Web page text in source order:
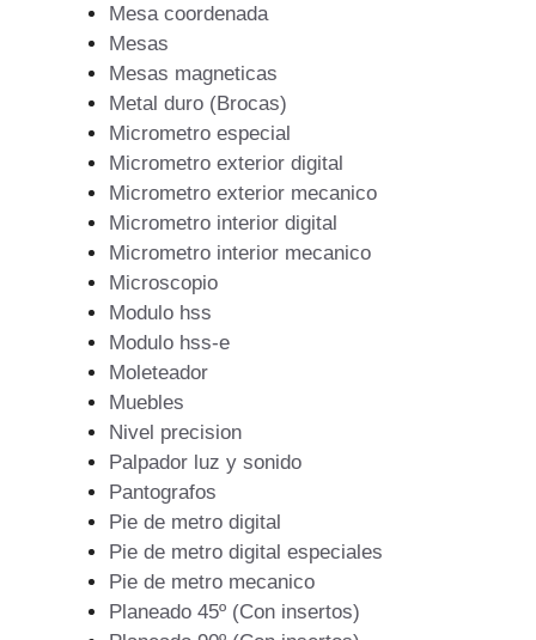
Mesa coordenada
Mesas
Mesas magneticas
Metal duro (Brocas)
Micrometro especial
Micrometro exterior digital
Micrometro exterior mecanico
Micrometro interior digital
Micrometro interior mecanico
Microscopio
Modulo hss
Modulo hss-e
Moleteador
Muebles
Nivel precision
Palpador luz y sonido
Pantografos
Pie de metro digital
Pie de metro digital especiales
Pie de metro mecanico
Planeado 45º (Con insertos)